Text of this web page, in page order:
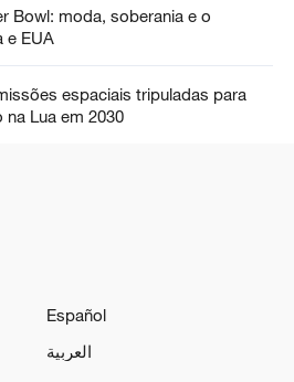
Bowl: moda, soberania e o
e EUA
espaciais tripuladas para
na Lua em 2030
Español
العربية